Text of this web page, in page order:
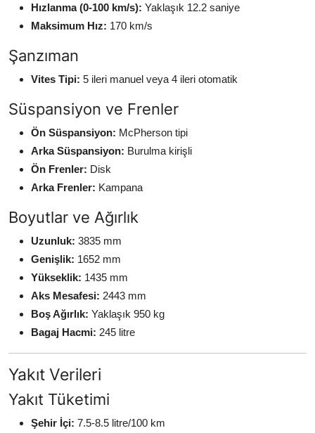
Hızlanma (0-100 km/s): Yaklaşık 12.2 saniye
Maksimum Hız: 170 km/s
Şanzıman
Vites Tipi: 5 ileri manuel veya 4 ileri otomatik
Süspansiyon ve Frenler
Ön Süspansiyon: McPherson tipi
Arka Süspansiyon: Burulma kirişli
Ön Frenler: Disk
Arka Frenler: Kampana
Boyutlar ve Ağırlık
Uzunluk: 3835 mm
Genişlik: 1652 mm
Yükseklik: 1435 mm
Aks Mesafesi: 2443 mm
Boş Ağırlık: Yaklaşık 950 kg
Bagaj Hacmi: 245 litre
Yakıt Verileri
Yakıt Tüketimi
Şehir İçi: 7.5-8.5 litre/100 km